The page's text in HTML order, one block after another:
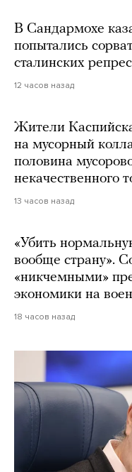
В Сандармохе
попытались
сталинских
12 часов назад
Жители
на мусорный
половина
некачественного
13 часов назад
«Убить
вообще страну».
«никчемными»
экономики на
18 часов назад